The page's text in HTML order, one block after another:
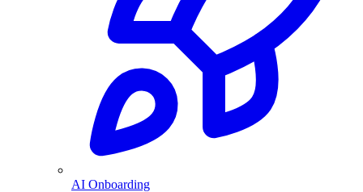
AI Onboarding